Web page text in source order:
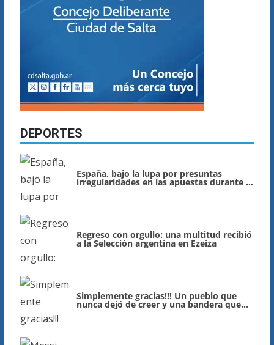
DEPORTES
España, bajo la lupa por presuntas
irregularidades en las apuestas durante el
Mundial
Regreso con orgullo: una multitud recibió
a la Selección argentina en Ezeiza
Simplemente gracias!!! Un pueblo que
nunca dejó de creer y una bandera que
sigue llamándose Lionel Messi